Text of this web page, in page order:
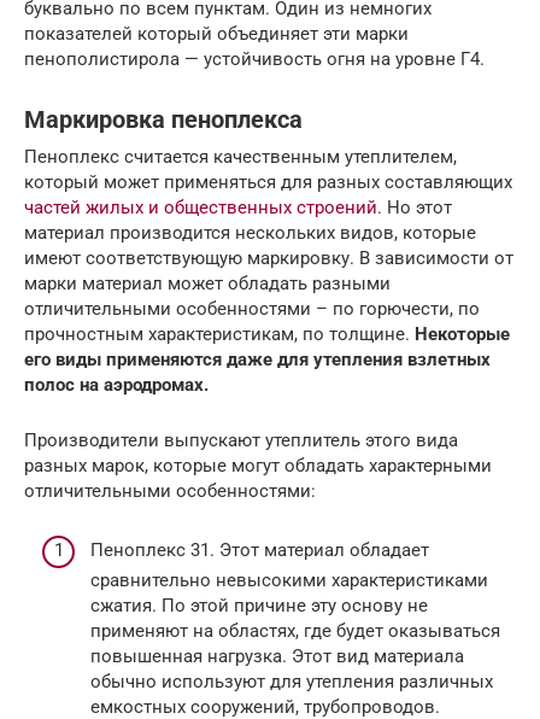
буквально по всем пунктам. Один из немногих
показателей который объединяет эти марки
пенополистирола — устойчивость огня на уровне Г4.
Маркировка пеноплекса
Пеноплекс считается качественным утеплителем,
который может применяться для разных составляющих
частей жилых и общественных строений. Но этот
материал производится нескольких видов, которые
имеют соответствующую маркировку. В зависимости от
марки материал может обладать разными
отличительными особенностями – по горючести, по
прочностным характеристикам, по толщине. Некоторые
его виды применяются даже для утепления взлетных
полос на аэродромах.
Производители выпускают утеплитель этого вида
разных марок, которые могут обладать характерными
отличительными особенностями:
Пеноплекс 31. Этот материал обладает
сравнительно невысокими характеристиками
сжатия. По этой причине эту основу не
применяют на областях, где будет оказываться
повышенная нагрузка. Этот вид материала
обычно используют для утепления различных
емкостных сооружений, трубопроводов.